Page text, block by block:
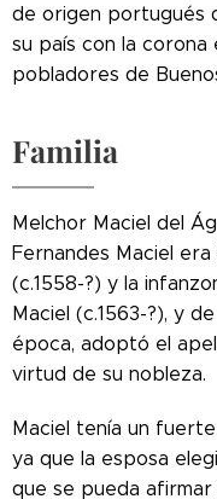
de origen portugués
su país con la
pobladores de
Familia
Melchor Maciel del
Fernandes Maciel
(c.1558-?) y la
Maciel (c.1563-?), y
época, adoptó el
virtud de su nobleza.
Maciel tenía un
ya que la esposa
que se pueda